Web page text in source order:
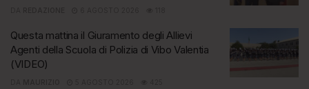
Questa mattina il Giuramento degli Allievi
Agenti della Scuola di Polizia di Vibo Valentia
(VIDEO)